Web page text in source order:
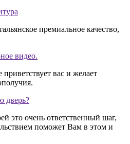
премиальное качество,
видео.
вас и желает
дверь?
это очень ответственный шаг,
поможет Вам в этом и